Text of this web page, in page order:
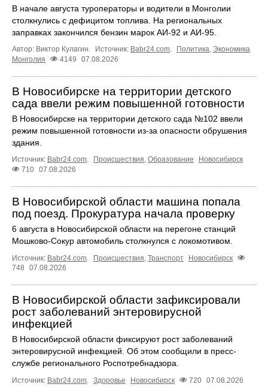
В начале августа туроператоры и водители в Монголии
столкнулись с дефицитом топлива. На региональных
заправках закончился бензин марок АИ-92 и АИ-95.
Автор: Виктор Кулагин. Источник: Babr24.com Политика Экономика
Монголия
4149 07.08.2026
В Новосибирске на территории детского
сада ввели режим повышенной готовности
В Новосибирске на территории детского сада №102 ввели
режим повышенной готовности из-за опасности обрушения
здания.
Источник: Babr24.com. Происшествия, Образование
Новосибирск
710 07.08.2026
В Новосибирской области машина попала
под поезд. Прокуратура начала проверку
6 августа в Новосибирской области на перегоне станций
Мошково-Сокур автомобиль столкнулся с локомотивом.
Источник: Babr24.com. Происшествия, Транспорт
Новосибирск
748
07.08.2026
В Новосибирской области зафиксировали
рост заболеваний энтеровирусной
инфекцией
В Новосибирской области фиксируют рост заболеваний
энтеровирусной инфекцией. Об этом сообщили в пресс-
службе регионального Роспотребнадзора.
Источник: Babr24.com. Здоровье Новосибирск 720 07.08.2026